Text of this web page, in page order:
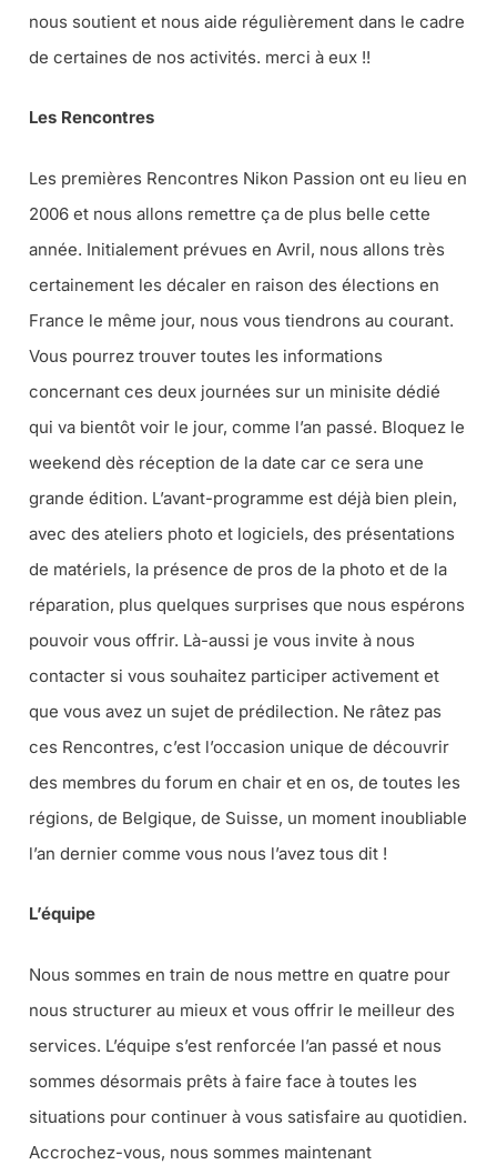
nous soutient et nous aide régulièrement dans le cadre
de certaines de nos activités. merci à eux !!
Les Rencontres
Les premières Rencontres Nikon Passion ont eu lieu en
2006 et nous allons remettre ça de plus belle cette
année. Initialement prévues en Avril, nous allons très
certainement les décaler en raison des élections en
France le même jour, nous vous tiendrons au courant.
Vous pourrez trouver toutes les informations
concernant ces deux journées sur un minisite dédié
qui va bientôt voir le jour, comme l’an passé. Bloquez le
weekend dès réception de la date car ce sera une
grande édition. L’avant-programme est déjà bien plein,
avec des ateliers photo et logiciels, des présentations
de matériels, la présence de pros de la photo et de la
réparation, plus quelques surprises que nous espérons
pouvoir vous offrir. Là-aussi je vous invite à nous
contacter si vous souhaitez participer activement et
que vous avez un sujet de prédilection. Ne râtez pas
ces Rencontres, c’est l’occasion unique de découvrir
des membres du forum en chair et en os, de toutes les
régions, de Belgique, de Suisse, un moment inoubliable
l’an dernier comme vous nous l’avez tous dit !
L’équipe
Nous sommes en train de nous mettre en quatre pour
nous structurer au mieux et vous offrir le meilleur des
services. L’équipe s’est renforcée l’an passé et nous
sommes désormais prêts à faire face à toutes les
situations pour continuer à vous satisfaire au quotidien.
Accrochez-vous, nous sommes maintenant